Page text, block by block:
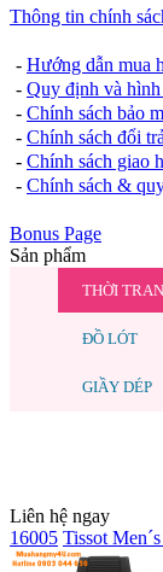
Thông tin chính
- Hướng dẫn mua
- Quy định và
- Chính sách bảo
- Chính sách đổi
- Chính sách giao
- Chính sách &
Bonus Page
Sản phẩm
THỜI
ĐỒ LÓT
GIẦY DÉP
Liên hệ ngay
16005 Tissot